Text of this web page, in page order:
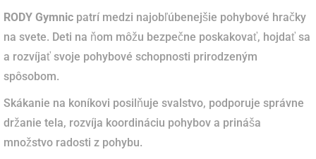
RODY Gymnic patrí medzi najobľúbenejšie pohybové hračky
na svete. Deti na ňom môžu bezpečne poskakovať, hojdať sa
a rozvíjať svoje pohybové schopnosti prirodzeným
spôsobom.
Skákanie na koníkovi posilňuje svalstvo, podporuje správne
držanie tela, rozvíja koordináciu pohybov a prináša
množstvo radosti z pohybu.